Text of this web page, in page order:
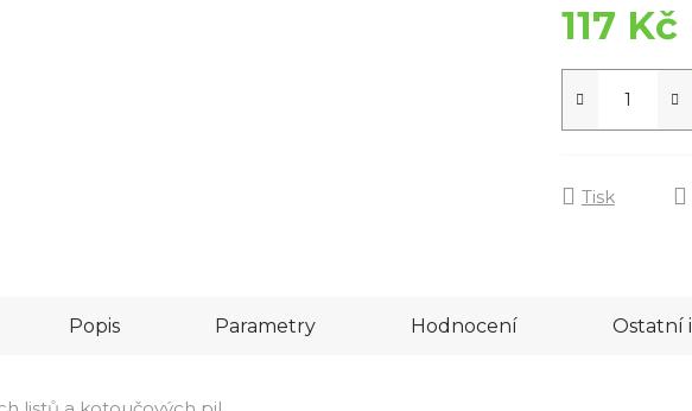
117 Kč
Tisk
Popis Parametry Hodnocení Ostatní